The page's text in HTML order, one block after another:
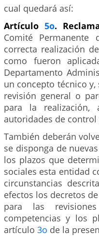
cual quedará así:
Artículo5o.
Comité Permanente
correcta realización
como fueron
Departamento
un concepto técnico
revisión general o
para la
autoridades de
También deberán
se disponga de
los plazos que
sociales esta entidad
circunstancias
efectos los decretos
para las
competencias y los
artículo 3o de la